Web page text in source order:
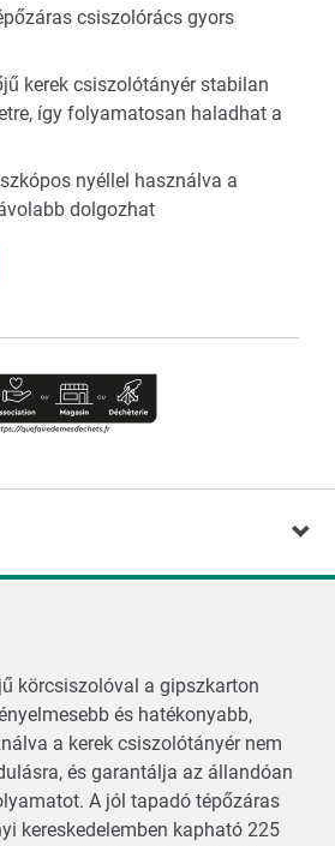
csiszolórács gyors
kerek csiszolótányér stabilan
így folyamatosan haladhat a
nyéllel használva a
dolgozhat
körcsiszolóval a gipszkarton
és hatékonyabb,
a kerek csiszolótányér nem
és garantálja az állandóan
A jól tapadó tépőzáras
kereskedelemben kapható 225